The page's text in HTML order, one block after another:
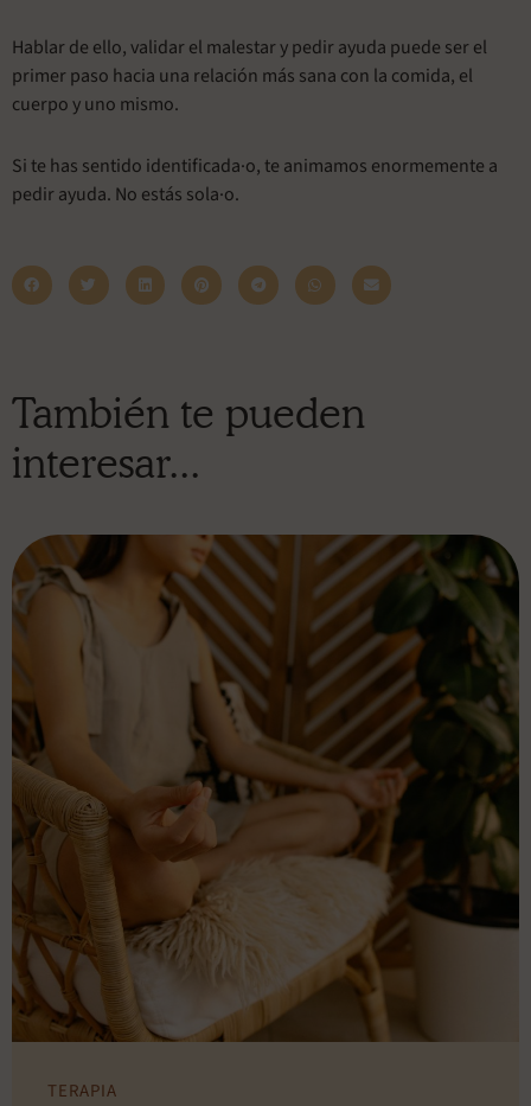
Hablar de ello, validar el malestar y pedir ayuda puede ser el
primer paso hacia una relación más sana con la comida, el
cuerpo y uno mismo.
Si te has sentido identificada·o, te animamos enormemente a
pedir ayuda. No estás sola·o.
También te pueden
interesar...
TERAPIA